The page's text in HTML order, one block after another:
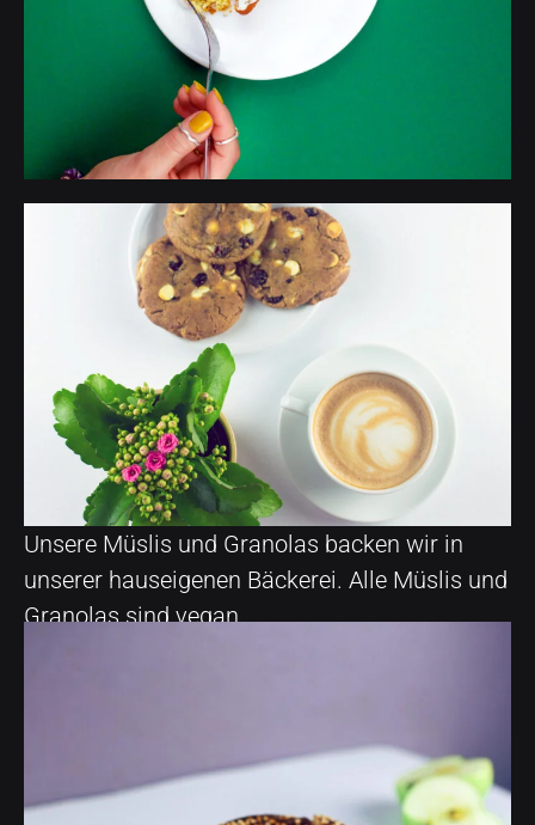
Unsere Müslis und Granolas backen wir in
unserer hauseigenen Bäckerei. Alle Müslis und
Granolas sind vegan